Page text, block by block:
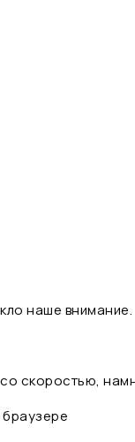
наше внимание.
со скоростью,